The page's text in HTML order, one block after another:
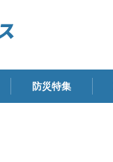
防災特集